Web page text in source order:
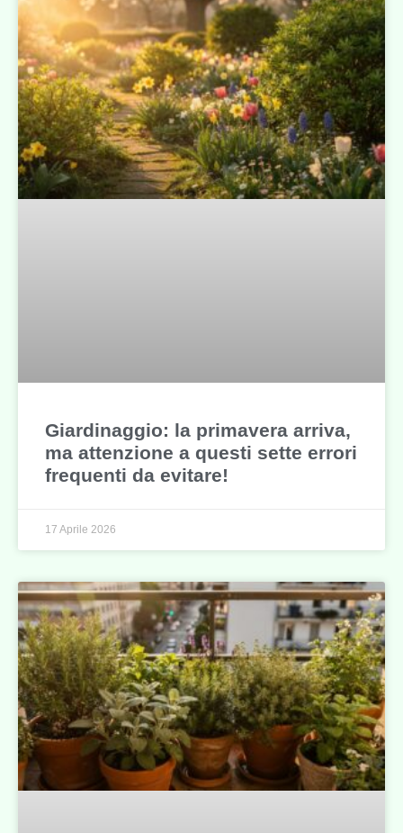
Giardinaggio: la primavera arriva,
ma attenzione a questi sette errori
frequenti da evitare!
17 Aprile 2026